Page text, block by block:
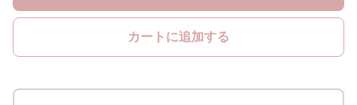
カートに追加する